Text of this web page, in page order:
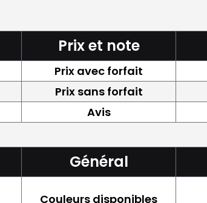
Prix et note
Prix avec forfait
Prix sans forfait
Avis
Général
Couleurs disponibles